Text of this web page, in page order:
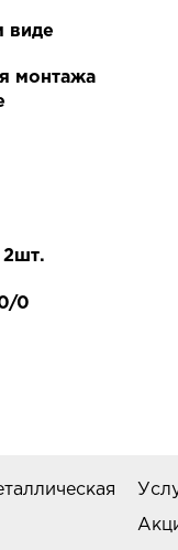
виде
монтажа
2шт.
0